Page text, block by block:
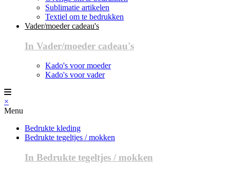
Sublimatie artikelen
Textiel om te bedrukken
Vader/moeder cadeau's
In Vader/moeder cadeau's
Kado's voor moeder
Kado's voor vader
×
Menu
Bedrukte kleding
Bedrukte tegeltjes / mokken
In Bedrukte tegeltjes / mokken